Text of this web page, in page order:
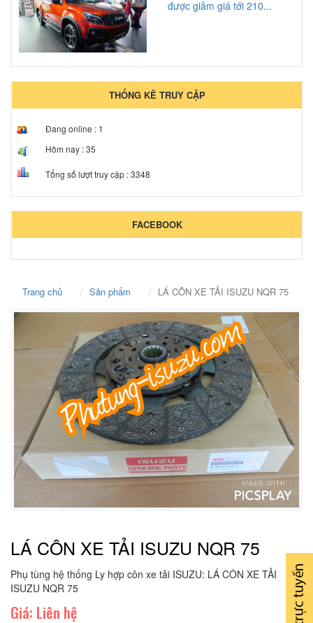
được giảm giá tới 210...
THỐNG KÊ TRUY CẬP
Đang online : 1
Hôm nay :35
Tổng số lượt truy cập :3348
FACEBOOK
Trang chủ Sản phẩm LÁ CÔN XE TẢI ISUZU NQR 75
LÁ CÔN XE TẢI ISUZU NQR 75
Phụ tùng hệ thống Ly hợp côn xe tải ISUZU: LÁ CÔN XE TẢI
ISUZU NQR 75
Giá: Liên hệ